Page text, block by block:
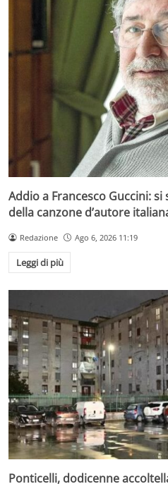
Addio a Francesco Guccini:
della canzone d’autore
Redazione Ago 6, 2026 11:19
Leggi di più
Ponticelli, dodicenne